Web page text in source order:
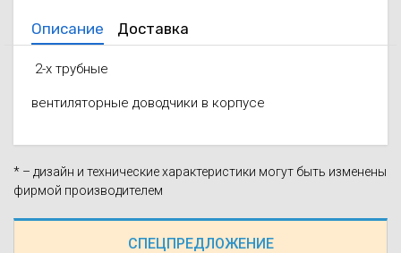
СПЕЦПРЕДЛОЖЕНИЕ
Описание Доставка
2-х трубные
вентиляторные доводчики в корпусе
* – дизайн и технические характеристики могут быть изменены
фирмой производителем